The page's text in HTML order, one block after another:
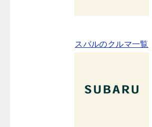
スバルのクルマ一覧